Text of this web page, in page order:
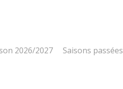
2026/2027 Saisons passées